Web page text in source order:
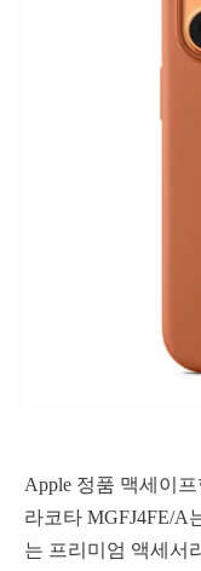
Apple 정품 맥세이
라코타 MGFJ4FE/A
는 프리미엄 액세서